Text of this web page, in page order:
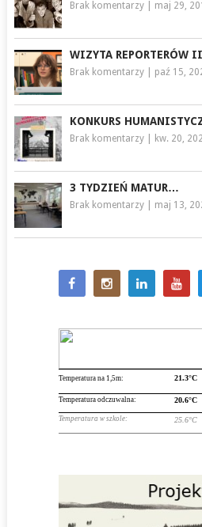
Brak komentarzy| maj 29,
WIZYTA REPORTERÓW II
Brak komentarzy| paź 15,
KONKURS
Brak komentarzy| kw. 20,
3 TYDZIEŃ MATUR…
Brak komentarzy| maj 13,